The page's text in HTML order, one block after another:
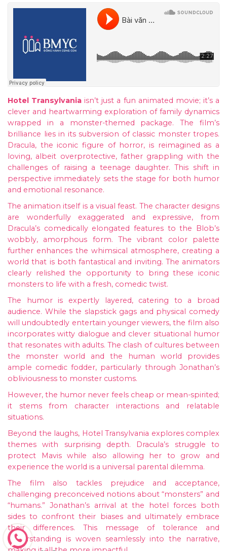
Hotel Transylvania isn’t just a fun animated movie; it’s a
clever and heartwarming exploration of family dynamics
wrapped in a monster-themed package. The film’s
brilliance lies in its subversion of classic monster tropes.
Dracula, the iconic figure of horror, is reimagined as a
loving, albeit overprotective, father grappling with the
challenges of raising a teenage daughter. This shift in
perspective immediately sets the stage for both humor
and emotional resonance.
The animation itself is a visual feast. The character designs
are wonderfully exaggerated and expressive, from
Dracula’s comedically elongated features to the Blob’s
wobbly, amorphous form. The vibrant color palette
further enhances the whimsical atmosphere, creating a
world that is both fantastical and inviting. The animators
clearly relished the opportunity to bring these iconic
monsters to life with a fresh, comedic twist.
The humor is expertly layered, catering to a broad
audience. While the slapstick gags and physical comedy
will undoubtedly entertain younger viewers, the film also
incorporates witty dialogue and clever situational humor
that resonates with adults. The clash of cultures between
the monster world and the human world provides
ample comedic fodder, particularly through Jonathan’s
obliviousness to monster customs.
However, the humor never feels cheap or mean-spirited;
it stems from character interactions and relatable
situations.
Beyond the laughs, Hotel Transylvania explores complex
themes with surprising depth. Dracula’s struggle to
protect Mavis while also allowing her to grow and
experience the world is a universal parental dilemma.
The film also tackles prejudice and acceptance,
challenging preconceived notions about “monsters” and
“humans.” Jonathan’s arrival at the hotel forces both
sides to confront their biases and ultimately embrace
their differences. This message of tolerance and
understanding is woven seamlessly into the narrative,